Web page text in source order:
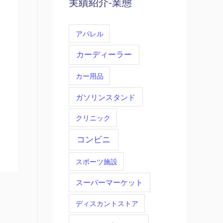
アパレル
カーディーラー
カー用品
ガソリンスタンド
クリニック
コンビニ
スポーツ施設
スーパーマーケット
ディスカントストア